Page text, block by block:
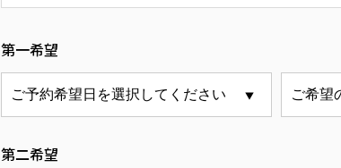
第一希望
第二希望